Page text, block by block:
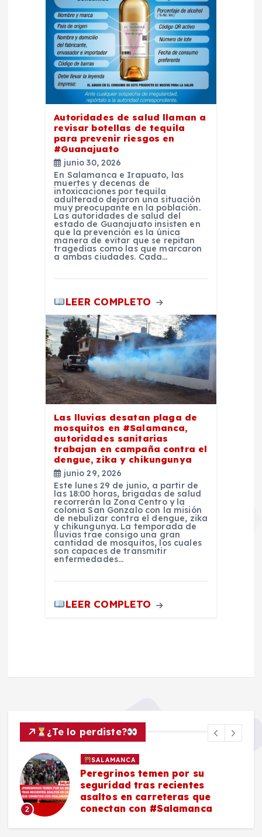
Autoridades de salud llaman a
revisar botellas de tequila
para prevenir riesgos en
#Guanajuato
junio 30, 2026
En Salamanca e Irapuato, las
muertes y decenas de
intoxicaciones por tequila
adulterado dejaron una situación
muy preocupante en la población.
Las autoridades de salud del
estado de Guanajuato insisten en
que la prevención es la única
manera de evitar que se repitan
tragedias como las que marcaron
a ambas ciudades. Cada…
LEER COMPLETO
Las lluvias desatan plaga de
mosquitos en #Salamanca,
autoridades sanitarias
trabajan en campaña contra el
dengue, zika y chikungunya
junio 29, 2026
Este lunes 29 de junio, a partir de
las 18:00 horas, brigadas de salud
recorrerán la Zona Centro y la
colonia San Gonzalo con la misión
de nebulizar contra el dengue, zika
y chikungunya. La temporada de
lluvias trae consigo una gran
cantidad de mosquitos, los cuales
son capaces de transmitir
enfermedades…
LEER COMPLETO
¿Te lo perdiste?
2
SALAMANCA
Peregrinos temen por su
seguridad tras recientes
asaltos en carreteras que
conectan con #Salamanca